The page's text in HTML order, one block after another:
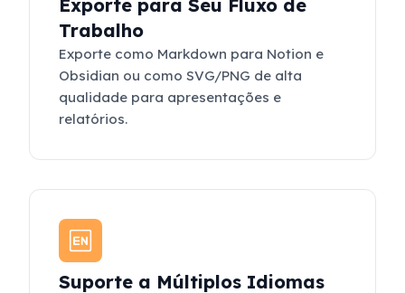
Exporte para Seu Fluxo de
Trabalho
Exporte como Markdown para Notion e
Obsidian ou como SVG/PNG de alta
qualidade para apresentações e
relatórios.
Suporte a Múltiplos Idiomas